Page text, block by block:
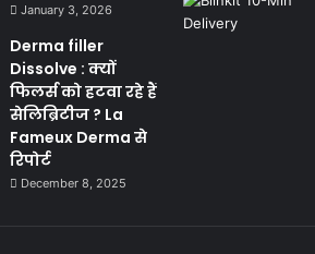
January 3, 2026
Derma filler
Dissolve : क्यों
फिलर्स को हटवा रहे हैं
सेलिब्रिटीज ? La
Fameux Derma से
रिपोर्ट
December 8, 2025